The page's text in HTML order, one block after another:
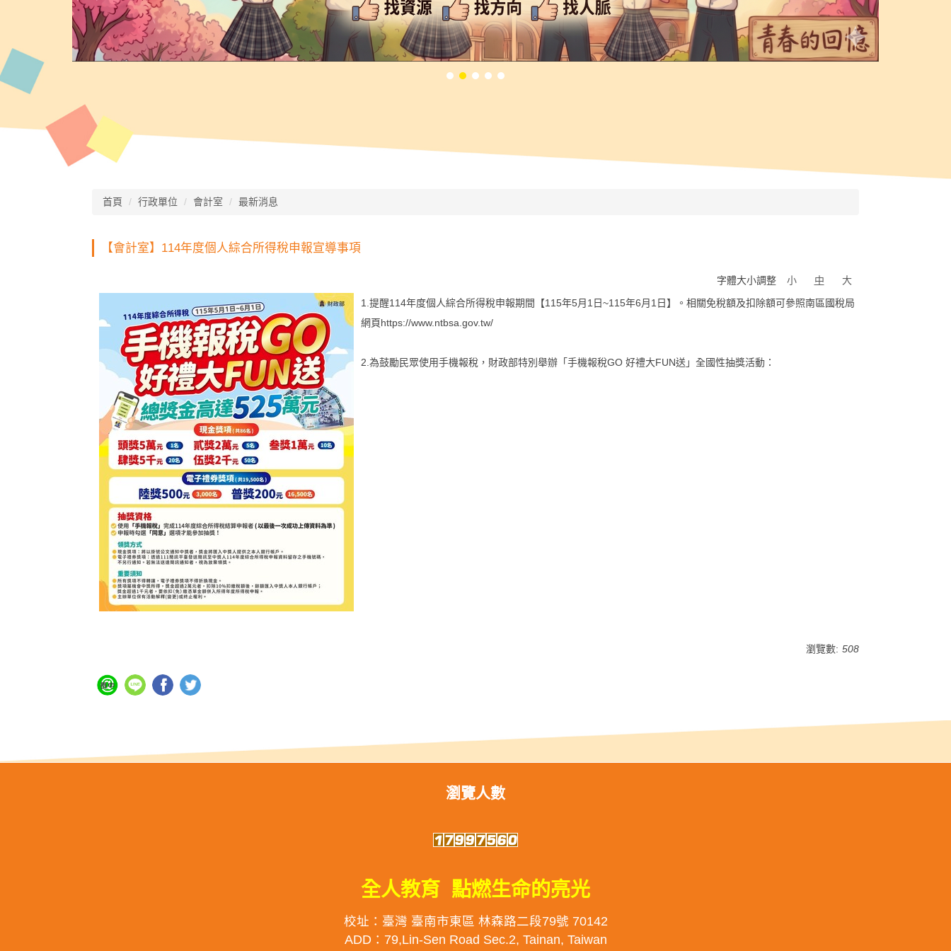
首頁 行政單位 會計室 最新消息
【會計室】114年度個人綜合所得稅申報宣導事項
字體大小調整 小 中
大
1.提醒114年度個人綜合所得稅申報期間【115年5月1日~115年6月1日】。相關免稅額及扣除額可參照南區國稅局
網頁https://www.ntbsa.gov.tw/
2.為鼓勵民眾使用手機報稅，財政部特別舉辦「手機報稅GO 好禮大FUN送」全國性抽獎活動：
瀏覽數: 508
瀏覽人數
全人教育 點燃生命的亮光
校址：臺灣 臺南市東區 林森路二段79號 70142
ADD：79,Lin-Sen Road Sec.2, Tainan, Taiwan